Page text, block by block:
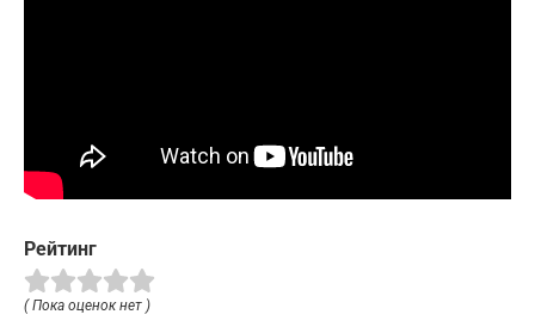
Рейтинг
( Пока оценок нет )